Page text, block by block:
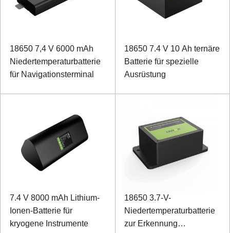
18650 7,4 V 6000 mAh
Niedertemperaturbatterie
für Navigationsterminal
18650 7.4 V 10 Ah ternäre
Batterie für spezielle
Ausrüstung
7.4 V 8000 mAh Lithium-
Ionen-Batterie für
kryogene Instrumente
18650 3.7-V-
Niedertemperaturbatterie
zur Erkennung